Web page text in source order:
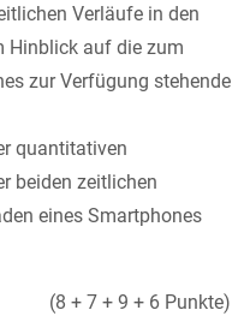
Verläufe in den
Hinblick auf die zum
zur Verfügung stehende
quantitativen
beiden zeitlichen
eines Smartphones
(8 + 7 + 9 + 6 Punkte)